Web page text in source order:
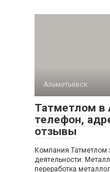
Альметьевск
Татметлом в
телефон,
отзывы
Компания
деятельности:
переработка